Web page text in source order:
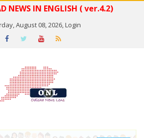
NEWS IN ENGLISH ( ver.4.2)
August 08, 2026,Login